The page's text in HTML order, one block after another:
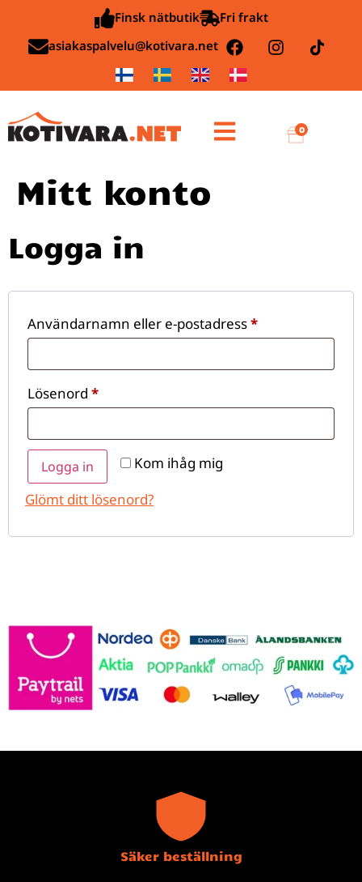
Finsk nätbutik
Fri frakt
asiakaspalvelu@kotivara.net
0
Mitt konto
Logga in
Användarnamn eller e-postadress*
Lösenord *
Kom ihåg mig
Logga in
Glömt ditt lösenord?
Säker beställning